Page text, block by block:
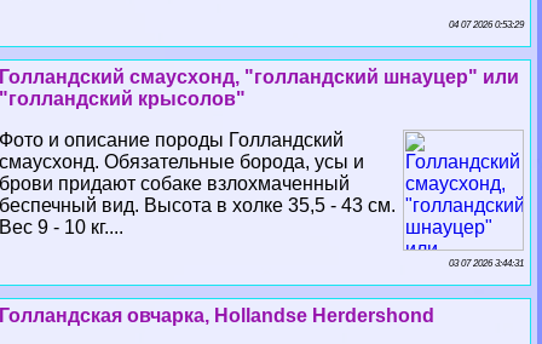
04 07 2026 0:53:29
Голландский смаусхонд, "голландский шнауцер" или
"голландский крысолов"
Фото и описание породы Голландский
смаусхонд. Обязательные борода, усы и
брови придают собаке взлохмаченный
беспечный вид. Высота в холке 35,5 - 43 см.
Вес 9 - 10 кг....
03 07 2026 3:44:31
Голландская овчарка, Hollandse Herdershond